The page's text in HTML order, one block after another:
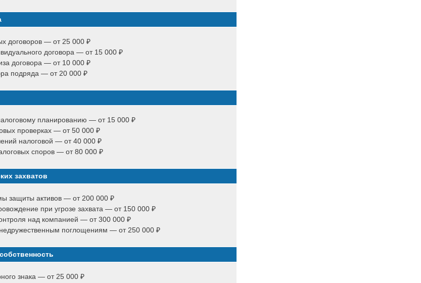
договоров — от 25 000 ₽
договора — от 15 000 ₽
договора — от 10 000 ₽
подряда — от 20 000 ₽
планированию — от 15 000 ₽
проверках — от 50 000 ₽
налоговой — от 40 000 ₽
споров — от 80 000 ₽
захватов
защиты активов — от 200 000 ₽
при угрозе захвата — от 150 000 ₽
над компанией — от 300 000 ₽
поглощениям — от 250 000 ₽
знака — от 25 000 ₽